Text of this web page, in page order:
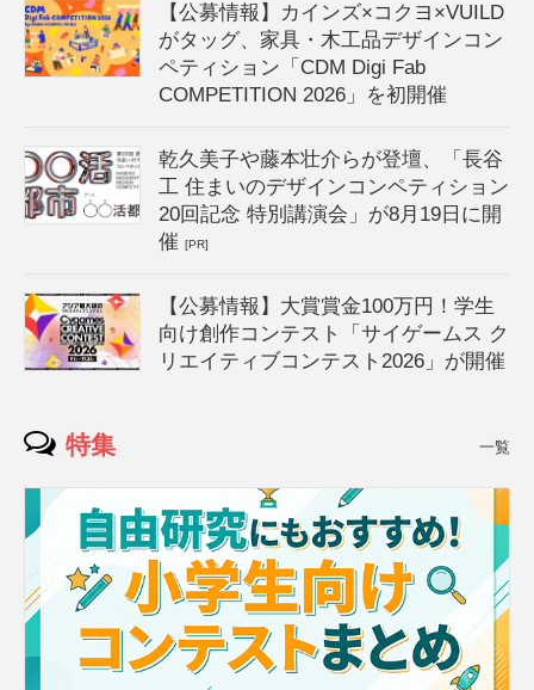
【公募情報】カインズ×コクヨ×VUILD
がタッグ、家具・木工品デザインコン
ペティション「CDM Digi Fab
COMPETITION 2026」を初開催
乾久美子や藤本壮介らが登壇、「長谷
工 住まいのデザインコンペティション
20回記念 特別講演会」が8月19日に開
催[PR]
【公募情報】大賞賞金100万円！学生
向け創作コンテスト「サイゲームス ク
リエイティブコンテスト2026」が開催
特集 一覧